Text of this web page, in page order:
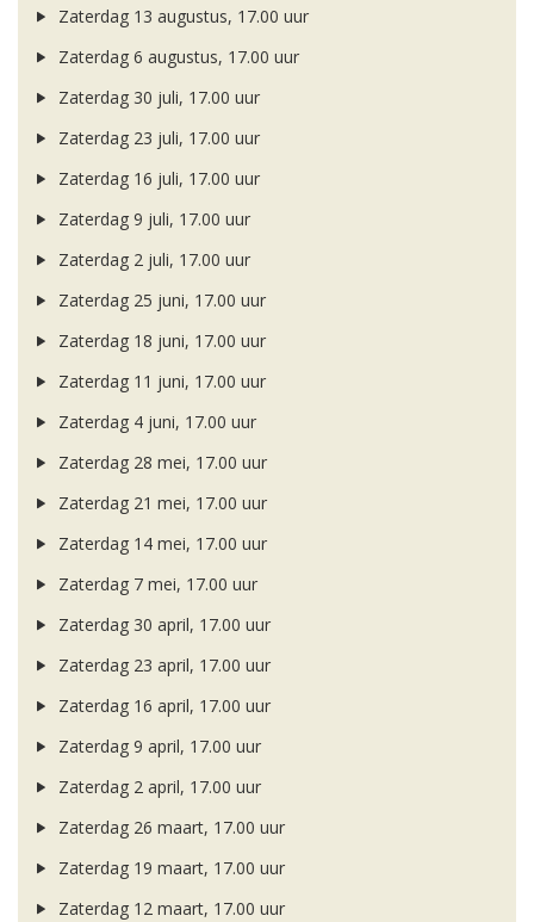
Zaterdag 13 augustus, 17.00 uur
Zaterdag 6 augustus, 17.00 uur
Zaterdag 30 juli, 17.00 uur
Zaterdag 23 juli, 17.00 uur
Zaterdag 16 juli, 17.00 uur
Zaterdag 9 juli, 17.00 uur
Zaterdag 2 juli, 17.00 uur
Zaterdag 25 juni, 17.00 uur
Zaterdag 18 juni, 17.00 uur
Zaterdag 11 juni, 17.00 uur
Zaterdag 4 juni, 17.00 uur
Zaterdag 28 mei, 17.00 uur
Zaterdag 21 mei, 17.00 uur
Zaterdag 14 mei, 17.00 uur
Zaterdag 7 mei, 17.00 uur
Zaterdag 30 april, 17.00 uur
Zaterdag 23 april, 17.00 uur
Zaterdag 16 april, 17.00 uur
Zaterdag 9 april, 17.00 uur
Zaterdag 2 april, 17.00 uur
Zaterdag 26 maart, 17.00 uur
Zaterdag 19 maart, 17.00 uur
Zaterdag 12 maart, 17.00 uur